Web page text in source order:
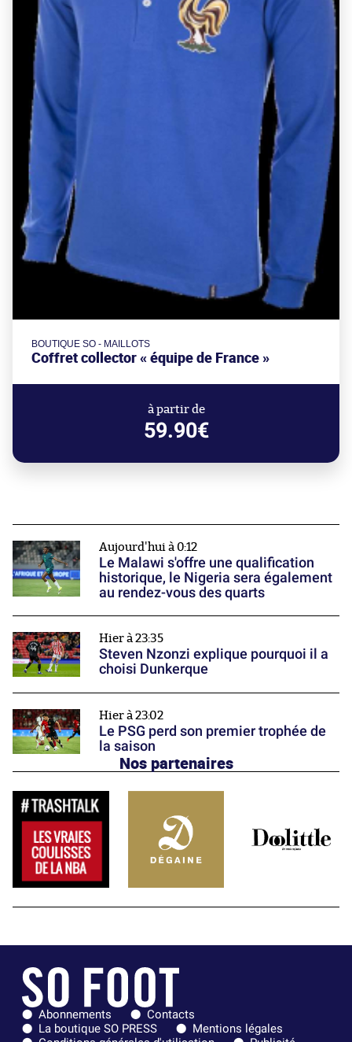
BOUTIQUE SO - MAILLOTS
Coffret collector « équipe de France »
à partir de
59.90€
Aujourd'hui à 0:12
Le Malawi s'offre une qualification
historique, le Nigeria sera également
au rendez-vous des quarts
Hier à 23:35
Steven Nzonzi explique pourquoi il a
choisi Dunkerque
Hier à 23:02
Le PSG perd son premier trophée de
la saison
Nos partenaires
Abonnements
Contacts
La boutique SO PRESS
Mentions légales